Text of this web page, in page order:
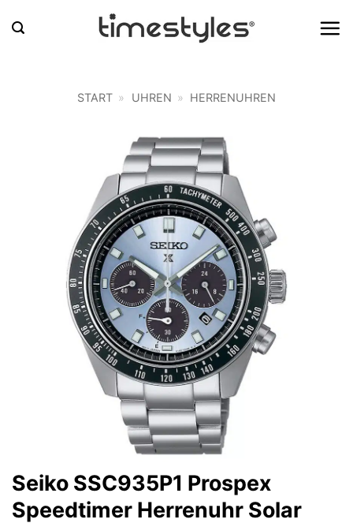
Inhalt
START » UHREN » HERRENUHREN
Seiko SSC935P1 Prospex
Speedtimer Herrenuhr Solar